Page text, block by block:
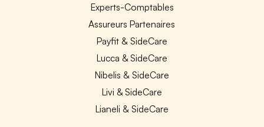
Experts-Comptables
Assureurs Partenaires
Payfit & SideCare
Lucca & SideCare
Nibelis & SideCare
Livi & SideCare
Lianeli & SideCare